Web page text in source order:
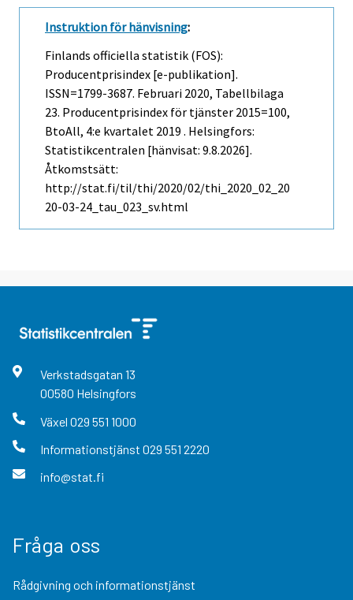
Instruktion för hänvisning:
Finlands officiella statistik (FOS):
Producentprisindex [e-publikation].
ISSN=1799-3687. Februari 2020, Tabellbilaga
23. Producentprisindex för tjänster 2015=100,
BtoAll, 4:e kvartalet 2019 . Helsingfors:
Statistikcentralen [hänvisat: 9.8.2026].
Åtkomstsätt:
http://stat.fi/til/thi/2020/02/thi_2020_02_20
20-03-24_tau_023_sv.html
Verkstadsgatan 13
00580 Helsingfors
Växel 029 551 1000
Informationstjänst 029 551 2220
info@stat.fi
Fråga oss
Rådgivning och informationstjänst